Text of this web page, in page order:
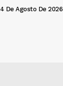
4 De Agosto De 2026